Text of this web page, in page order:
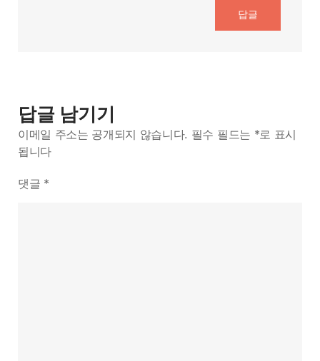
답글
답글 남기기
이메일 주소는 공개되지 않습니다. 필수 필드는 *로 표시
됩니다
댓글 *